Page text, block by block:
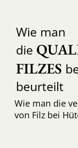
Wie man
die
FILZES
beurteilt
Wie man die
von Filz bei